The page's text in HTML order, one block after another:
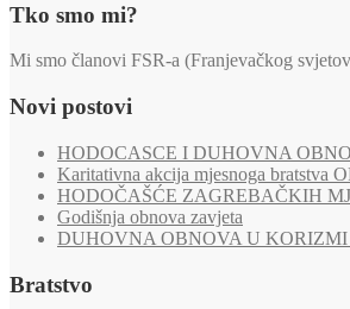
Tko smo mi?
Mi smo članovi FSR-a (Franjevačkog
Novi postovi
HODOCASCE I DUHOVNA
Karitativna akcija mjesnoga bratstva
HODOČAŠĆE ZAGREBAČKIH
Godišnja obnova zavjeta
DUHOVNA OBNOVA U
Bratstvo